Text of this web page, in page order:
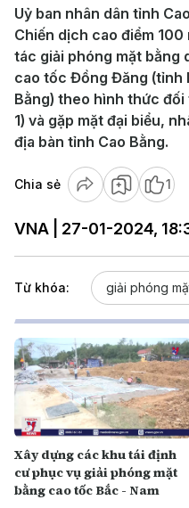
Uỷ ban nhân dân tỉnh
Chiến dịch cao điểm
tác giải phóng mặt bằng
cao tốc Đồng Đăng (tỉnh
Bằng) theo hình thức đối
1) và gặp mặt đại biểu,
địa bàn tỉnh Cao Bằng.
Chia sẻ 1
VNA | 27-01-2024,
Từ khóa: giải phóng
Xây dựng các khu tái định
cư phục vụ giải phóng mặt
bằng cao tốc Bắc - Nam